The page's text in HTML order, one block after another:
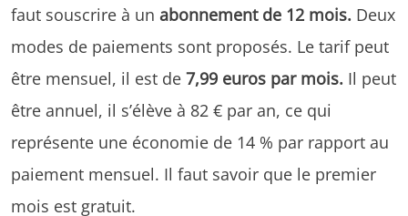
faut souscrire à un abonnement de 12 mois. Deux
modes de paiements sont proposés. Le tarif peut
être mensuel, il est de 7,99 euros par mois. Il peut
être annuel, il s’élève à 82 € par an, ce qui
représente une économie de 14 % par rapport au
paiement mensuel. Il faut savoir que le premier
mois est gratuit.